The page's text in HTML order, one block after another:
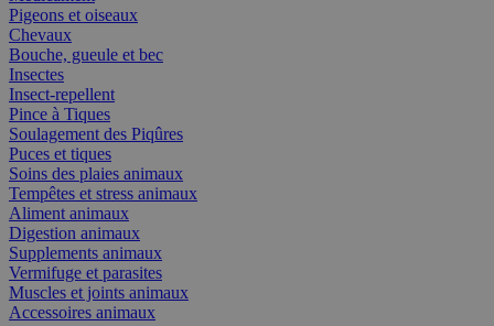
Pigeons et oiseaux
Chevaux
Bouche, gueule et bec
Insectes
Insect-repellent
Pince à Tiques
Soulagement des Piqûres
Puces et tiques
Soins des plaies animaux
Tempêtes et stress animaux
Aliment animaux
Digestion animaux
Supplements animaux
Vermifuge et parasites
Muscles et joints animaux
Accessoires animaux